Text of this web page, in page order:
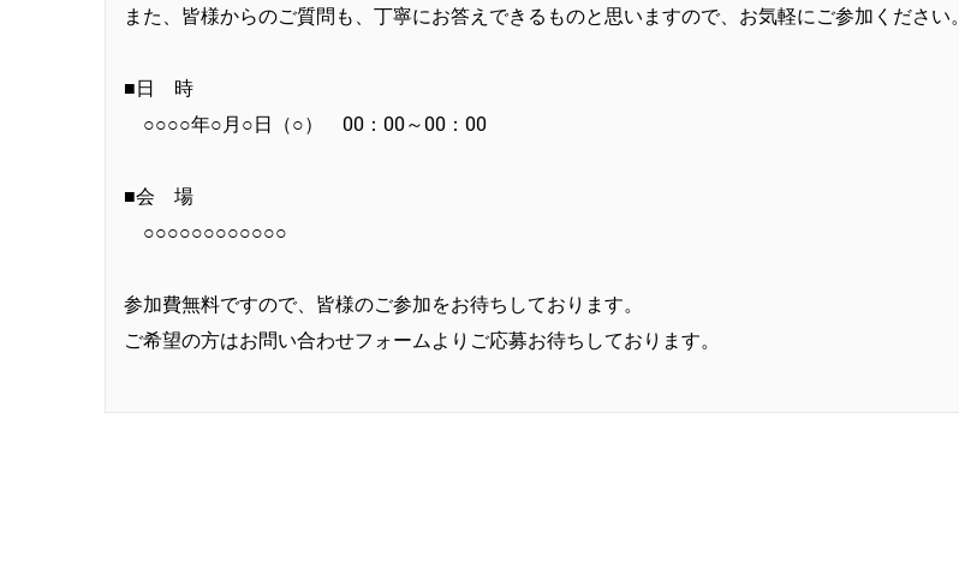
また、皆様からのご質問も、丁寧にお答えできるものと思いますので、お気軽にご参加ください。
■日 時
○○○○年○月○日（○） 00：00～00：00
■会 場
○○○○○○○○○○○○
参加費無料ですので、皆様のご参加をお待ちしております。
ご希望の方はお問い合わせフォームよりご応募お待ちしております。